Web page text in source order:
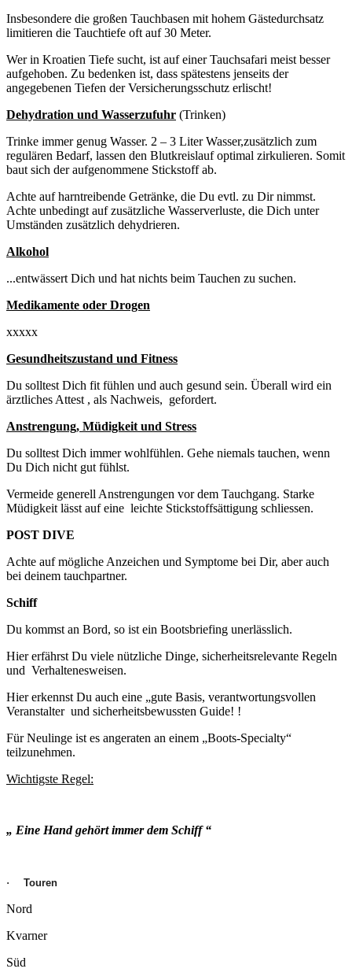
Insbesondere die großen Tauchbasen mit hohem Gästedurchsatz
limitieren die Tauchtiefe oft auf 30 Meter.
Wer in Kroatien Tiefe sucht, ist auf einer Tauchsafari meist besser
aufgehoben. Zu bedenken ist, dass spätestens jenseits der
angegebenen Tiefen der Versicherungsschutz erlischt!
Dehydration und Wasserzufuhr (Trinken)
Trinke immer genug Wasser. 2 – 3 Liter Wasser,zusätzlich zum
regulären Bedarf, lassen den Blutkreislauf optimal zirkulieren. Somit
baut sich der aufgenommene Stickstoff ab.
Achte auf harntreibende Getränke, die Du evtl. zu Dir nimmst.
Achte unbedingt auf zusätzliche Wasserverluste, die Dich unter
Umständen zusätzlich dehydrieren.
Alkohol
...entwässert Dich und hat nichts beim Tauchen zu suchen.
Medikamente oder Drogen
xxxxx
Gesundheitszustand und Fitness
Du solltest Dich fit fühlen und auch gesund sein. Überall wird ein
ärztliches Attest , als Nachweis, gefordert.
Anstrengung, Müdigkeit und Stress
Du solltest Dich immer wohlfühlen. Gehe niemals tauchen, wenn
Du Dich nicht gut fühlst.
Vermeide generell Anstrengungen vor dem Tauchgang. Starke
Müdigkeit lässt auf eine leichte Stickstoffsättigung schliessen.
POST DIVE
Achte auf mögliche Anzeichen und Symptome bei Dir, aber auch
bei deinem tauchpartner.
Schiff
Du kommst an Bord, so ist ein Bootsbriefing unerlässlich.
Hier erfährst Du viele nützliche Dinge, sicherheitsrelevante Regeln
und Verhaltenesweisen.
Hier erkennst Du auch eine „gute Basis, verantwortungsvollen
Veranstalter und sicherheitsbewussten Guide! !
Für Neulinge ist es angeraten an einem „Boots-Specialty“
teilzunehmen.
Wichtigste Regel:
„ Eine Hand gehört immer dem Schiff “
· Touren
Nord
Kvarner
Süd